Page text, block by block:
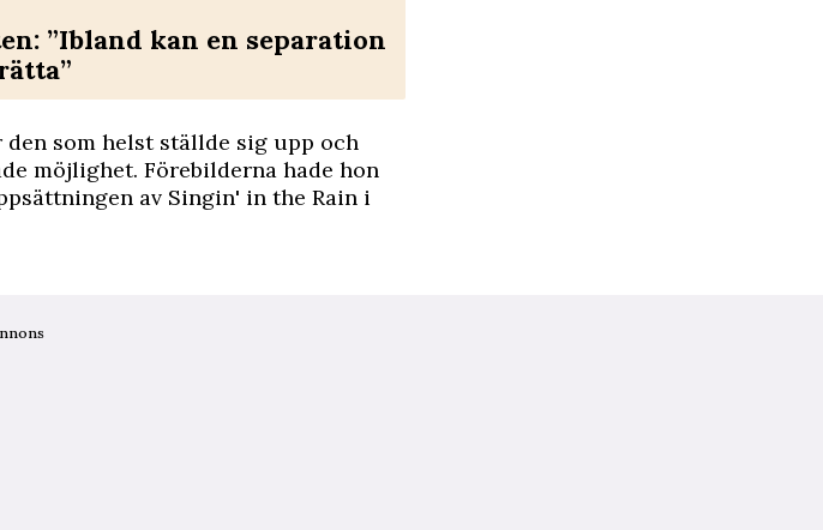
”Ibland kan en separation
den som helst ställde sig upp och
möjlighet. Förebilderna hade hon
av Singin' in the Rain i